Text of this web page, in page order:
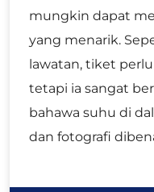
mungkin dapat
yang menarik.
lawatan, tiket
tetapi ia sangat
bahawa suhu di
dan fotografi